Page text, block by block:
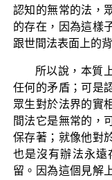
認知的無常的法，
的存在，因為這樣
跟世間法表面上的
所以說，本質
任何的矛盾；可是
眾生對於法界的實
間法它是無常的，
保存著；就像他對
也是沒有辦法永遠
留。因為這個見解